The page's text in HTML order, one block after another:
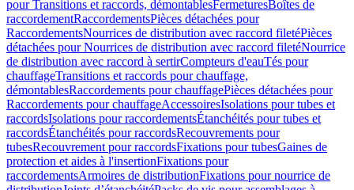
pour Transitions et raccords, démontablesFermeturesBoîtes de
raccordementRaccordementsPièces détachées pour
RaccordementsNourrices de distribution avec raccord filetéPièces
détachées pour Nourrices de distribution avec raccord filetéNourrice
de distribution avec raccord à sertirCompteurs d'eauTés pour
chauffageTransitions et raccords pour chauffage,
démontablesRaccordements pour chauffagePièces détachées pour
Raccordements pour chauffageAccessoiresIsolations pour tubes et
raccordsIsolations pour raccordementsÉtanchéités pour tubes et
raccordsÉtanchéités pour raccordsRecouvrements pour
tubesRecouvrement pour raccordsFixations pour tubesGaines de
protection et aides à l'insertionFixations pour
raccordementsArmoires de distributionFixations pour nourrice de